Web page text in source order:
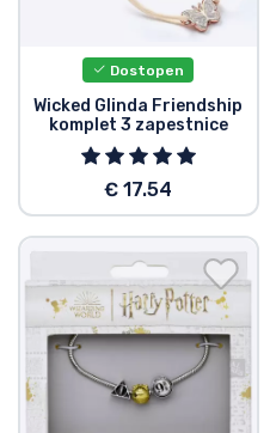
Dostopen
Wicked Glinda Friendship
komplet 3 zapestnice
€ 17.54
Dostava in plačilo
Tv serijske izdelki
Filmske izdelki
Risani izdelki
Anime izdelki
Gamer izdelki
Športne izdelki